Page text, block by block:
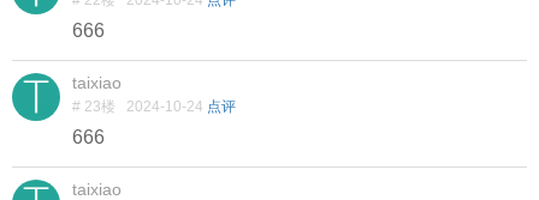
666
taixiao
# 23楼 2024-10-24 点评
666
taixiao